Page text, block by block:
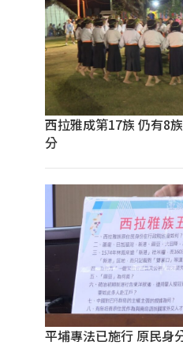
西拉雅成第17族 仍有8
分
平埔專法已施行 原民身